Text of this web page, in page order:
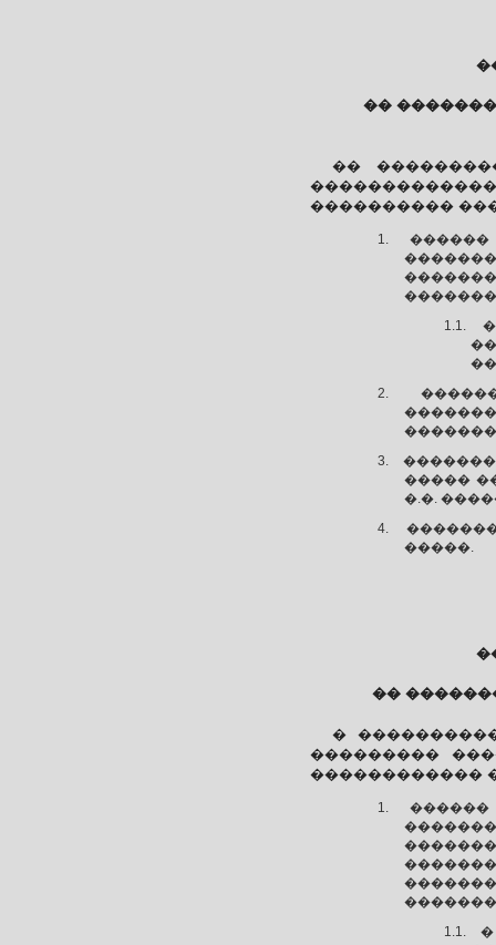
��
��
����������
������
�����
�.�.
�����.
��
�
���������
������������
������
�